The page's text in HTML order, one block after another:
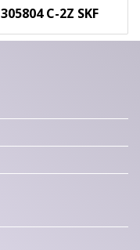
305804 C-2Z SKF